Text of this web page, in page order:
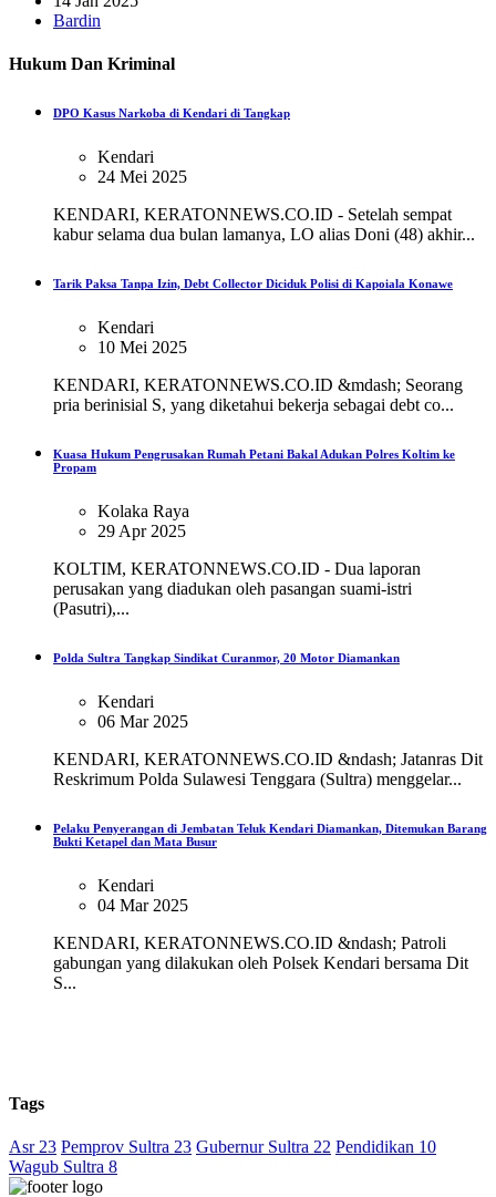
Bardin
Hukum Dan Kriminal
DPO Kasus Narkoba di Kendari di Tangkap
Kendari
24 Mei 2025
KENDARI, KERATONNEWS.CO.ID - Setelah sempat
kabur selama dua bulan lamanya, LO alias Doni (48) akhir...
Tarik Paksa Tanpa Izin, Debt Collector Diciduk Polisi di Kapoiala Konawe
Kendari
10 Mei 2025
KENDARI, KERATONNEWS.CO.ID &mdash; Seorang
pria berinisial S, yang diketahui bekerja sebagai debt co...
Kuasa Hukum Pengrusakan Rumah Petani Bakal Adukan Polres Koltim ke
Propam
Kolaka Raya
29 Apr 2025
KOLTIM, KERATONNEWS.CO.ID - Dua laporan
perusakan yang diadukan oleh pasangan suami-istri
(Pasutri),...
Polda Sultra Tangkap Sindikat Curanmor, 20 Motor Diamankan
Kendari
06 Mar 2025
KENDARI, KERATONNEWS.CO.ID &ndash; Jatanras Dit
Reskrimum Polda Sulawesi Tenggara (Sultra) menggelar...
Pelaku Penyerangan di Jembatan Teluk Kendari Diamankan, Ditemukan Barang
Bukti Ketapel dan Mata Busur
Kendari
04 Mar 2025
KENDARI, KERATONNEWS.CO.ID &ndash; Patroli
gabungan yang dilakukan oleh Polsek Kendari bersama Dit
S...
Tags
Asr 23 Pemprov Sultra 23 Gubernur Sultra 22 Pendidikan 10
Wagub Sultra 8